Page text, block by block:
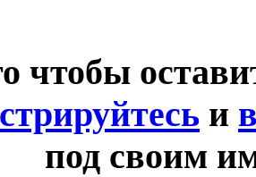
чтобы
и
под своим